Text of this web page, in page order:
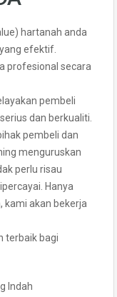
hartanah anda
efektif.
profesional secara
pembeli
dan berkualiti.
pembeli dan
menguruskan
perlu risau
Hanya
kami akan bekerja
terbaik bagi